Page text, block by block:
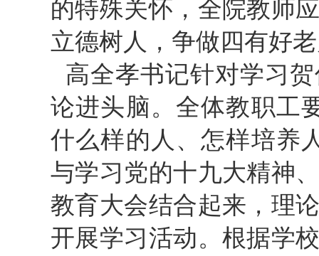
的特殊关怀，全院教师
立德树人，争做四有好
高全孝书记针对学习
论进头脑。全体教职工
什么样的人、怎样培养
与学习党的十九大精神
教育大会结合起来，理
开展学习活动。根据学